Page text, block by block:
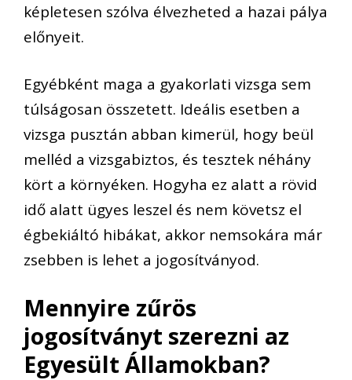
képletesen szólva élvezheted a hazai pálya
előnyeit.
Egyébként maga a gyakorlati vizsga sem
túlságosan összetett. Ideális esetben a
vizsga pusztán abban kimerül, hogy beül
melléd a vizsgabiztos, és tesztek néhány
kört a környéken. Hogyha ez alatt a rövid
idő alatt ügyes leszel és nem követsz el
égbekiáltó hibákat, akkor nemsokára már
zsebben is lehet a jogosítványod.
Mennyire zűrös
jogosítványt szerezni az
Egyesült Államokban?